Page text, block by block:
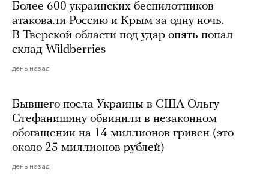
Более 600 украинских беспилотников
атаковали Россию и Крым за одну ночь.
В Тверской области под удар опять попал
склад Wildberries
день назад
Бывшего посла Украины в США Ольгу
Стефанишину обвинили в незаконном
обогащении на 14 миллионов гривен (это
около 25 миллионов рублей)
день назад